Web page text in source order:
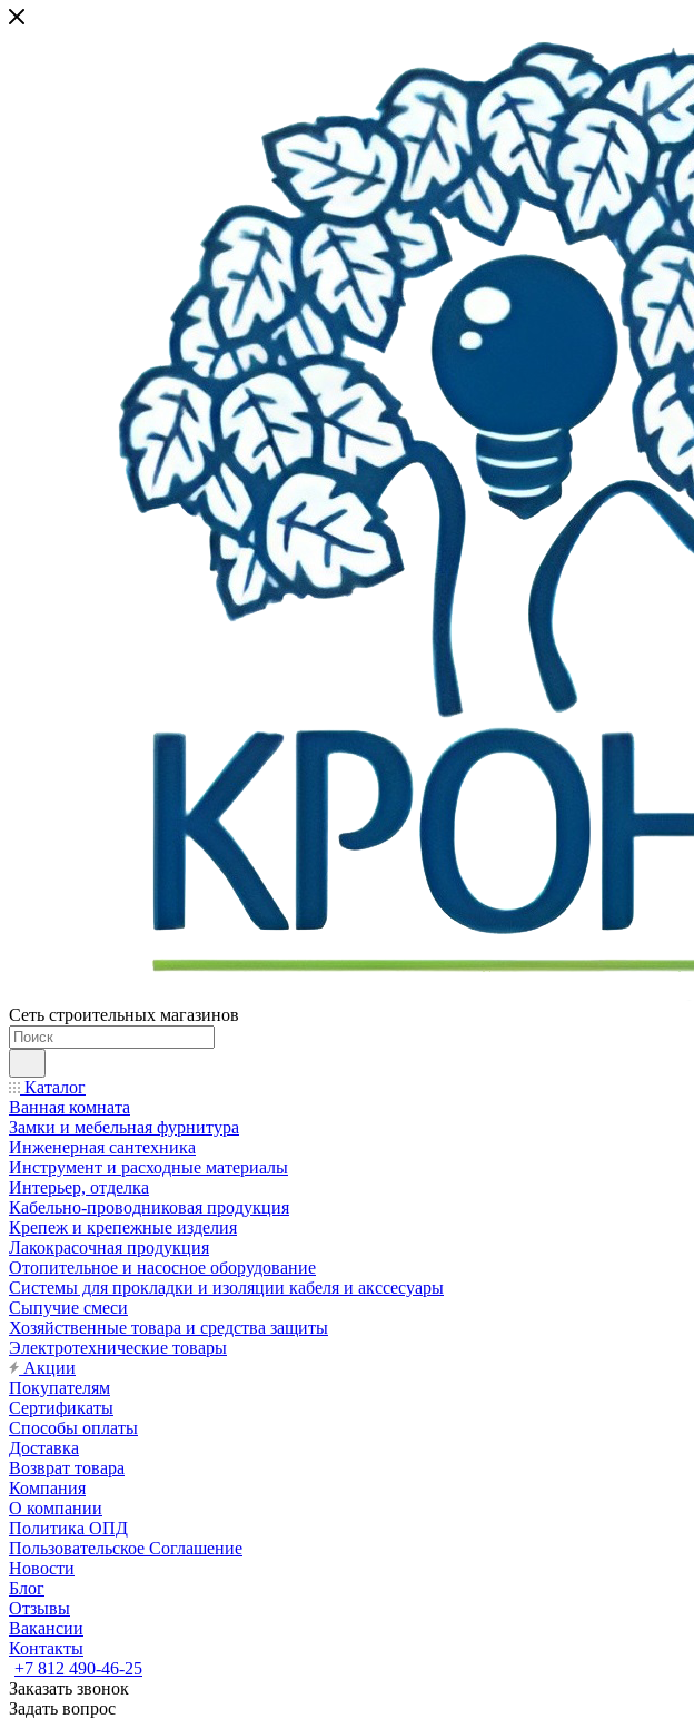
Сеть строительных магазинов
Каталог
Ванная комната
Замки и мебельная фурнитура
Инженерная сантехника
Инструмент и расходные материалы
Интерьер, отделка
Кабельно-проводниковая продукция
Крепеж и крепежные изделия
Лакокрасочная продукция
Отопительное и насосное оборудование
Системы для прокладки и изоляции кабеля и акссесуары
Сыпучие смеси
Хозяйственные товара и средства защиты
Электротехнические товары
Акции
Покупателям
Сертификаты
Способы оплаты
Доставка
Возврат товара
Компания
О компании
Политика ОПД
Пользовательское Соглашение
Новости
Блог
Отзывы
Вакансии
Контакты
+7 812 490-46-25
Заказать звонок
Задать вопрос